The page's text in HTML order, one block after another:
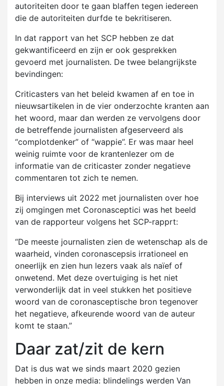
autoriteiten door te gaan blaffen tegen iedereen
die de autoriteiten durfde te bekritiseren.
In dat rapport van het SCP hebben ze dat
gekwantificeerd en zijn er ook gesprekken
gevoerd met journalisten. De twee belangrijkste
bevindingen:
Criticasters van het beleid kwamen af en toe in
nieuwsartikelen in de vier onderzochte kranten aan
het woord, maar dan werden ze vervolgens door
de betreffende journalisten afgeserveerd als
“complotdenker” of “wappie”. Er was maar heel
weinig ruimte voor de krantenlezer om de
informatie van de criticaster zonder negatieve
commentaren tot zich te nemen.
Bij interviews uit 2022 met journalisten over hoe
zij omgingen met Coronasceptici was het beeld
van de rapporteur volgens het SCP-rapprt:
“De meeste journalisten zien de wetenschap als de
waarheid, vinden coronascepsis irrationeel en
oneerlijk en zien hun lezers vaak als naïef of
onwetend. Met deze overtuiging is het niet
verwonderlijk dat in veel stukken het positieve
woord van de coronasceptische bron tegenover
het negatieve, afkeurende woord van de auteur
komt te staan.”
Daar zat/zit de kern
Dat is dus wat we sinds maart 2020 gezien
hebben in onze media: blindelings werden Van